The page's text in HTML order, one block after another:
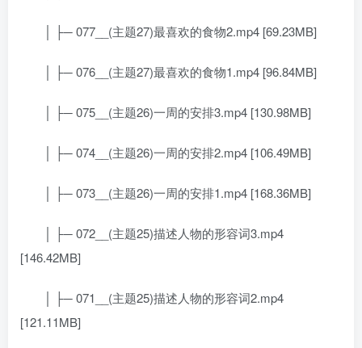
│ ├─ 077__(主题27)最喜欢的食物2.mp4 [69.23MB]
│ ├─ 076__(主题27)最喜欢的食物1.mp4 [96.84MB]
│ ├─ 075__(主题26)一周的安排3.mp4 [130.98MB]
│ ├─ 074__(主题26)一周的安排2.mp4 [106.49MB]
│ ├─ 073__(主题26)一周的安排1.mp4 [168.36MB]
│ ├─ 072__(主题25)描述人物的形容词3.mp4
[146.42MB]
│ ├─ 071__(主题25)描述人物的形容词2.mp4
[121.11MB]